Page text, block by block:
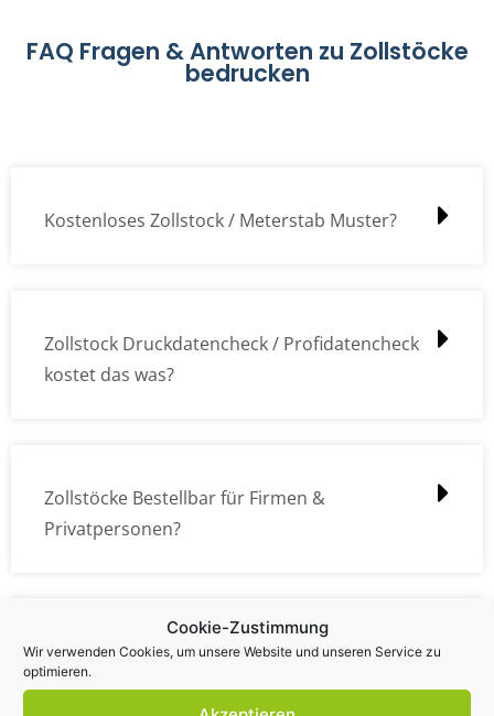
Cookie-Zustimmung
Wir verwenden Cookies, um unsere Website und unseren Service zu
optimieren.
FAQ Fragen & Antworten zu Zollstöcke
bedrucken
Kostenloses Zollstock / Meterstab Muster?
Zollstock Druckdatencheck / Profidatencheck
kostet das was?
Zollstöcke Bestellbar für Firmen &
Privatpersonen?
Wie kann ich die Daten (z.B. Logos und Texte)
übermitteln?